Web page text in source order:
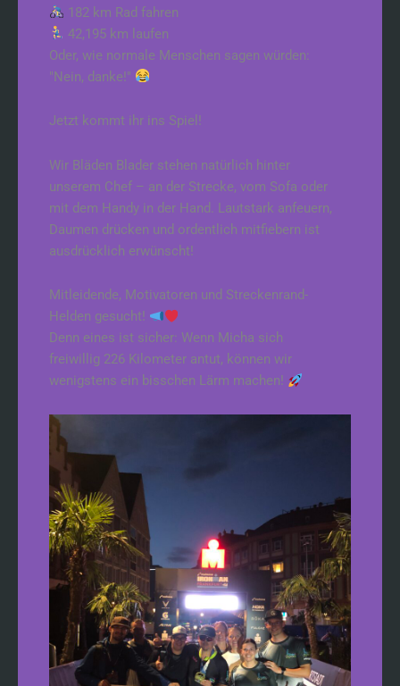
182 km Rad fahren
42,195 km laufen
Oder, wie normale Menschen sagen würden:
"Nein, danke!"
Jetzt kommt ihr ins Spiel!
Wir Bläden Blader stehen natürlich hinter
unserem Chef – an der Strecke, vom Sofa oder
mit dem Handy in der Hand. Lautstark anfeuern,
Daumen drücken und ordentlich mitfiebern ist
ausdrücklich erwünscht!
Mitleidende, Motivatoren und Streckenrand-
Helden gesucht!
Denn eines ist sicher: Wenn Micha sich
freiwillig 226 Kilometer antut, können wir
wenigstens ein bisschen Lärm machen!